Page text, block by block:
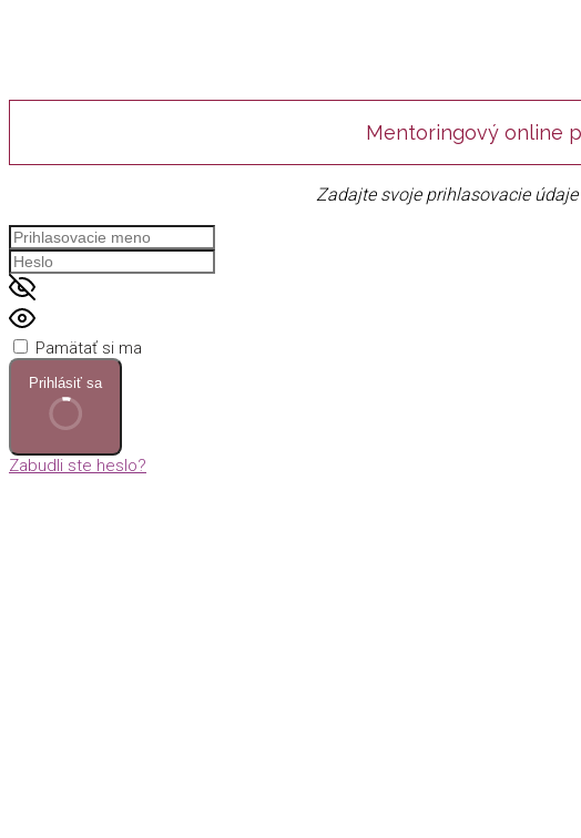
Mentoringový online
Zadajte svoje prihlasovacie
Pamätať si ma
Prihlásiť sa
Zabudli ste heslo?